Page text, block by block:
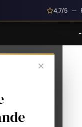
4,7/5 —